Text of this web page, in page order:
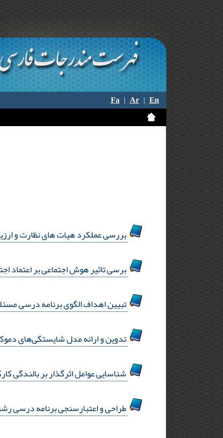
Fa|Ar|En
بررسی عملکرد هیات های نظارت و
برسی تاثیر هوش اجتماعی بر اعتماد
تبیین اهداف الگوی برنامه درسی
تدوین و ارائه مدل شایستگی‌های
شناسایی عوامل اثرگذار بر بالندگی
طراحی و اعتبارسنجی برنامه درسی